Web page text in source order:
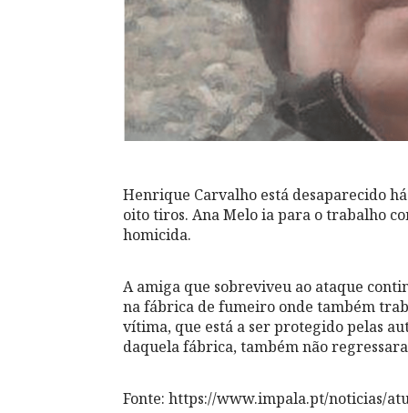
Henrique Carvalho está desaparecido
oito tiros. Ana Melo ia para o trabalho
homicida.
A amiga que sobreviveu ao ataque
na fábrica de fumeiro onde também
vítima, que está a ser protegido pelas
daquela fábrica, também não
Fonte: https://www.impala.pt/noticias/